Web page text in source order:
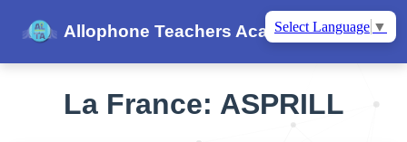
Select Language ▼
Allophone Teachers Academy
La France: ASPRILL